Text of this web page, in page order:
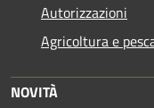
Autorizzazioni
Agricoltura e
NOVITÀ